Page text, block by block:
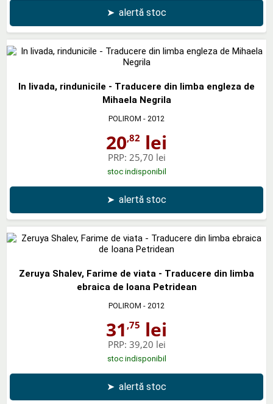
➤ alertă stoc
In livada, rindunicile - Traducere din limba engleza de
Mihaela Negrila
POLIROM - 2012
20,82 lei
PRP: 25,70 lei
stoc indisponibil
➤ alertă stoc
Zeruya Shalev, Farime de viata - Traducere din limba
ebraica de Ioana Petridean
POLIROM - 2012
31 ,75 lei
PRP: 39,20 lei
stoc indisponibil
➤ alertă stoc